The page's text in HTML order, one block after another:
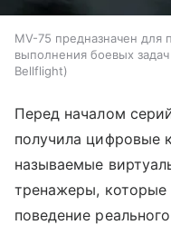
MV-75 предназначен для
выполнения боевых
Bellflight
Перед началом
получила цифровые
называемые
тренажеры,
поведение